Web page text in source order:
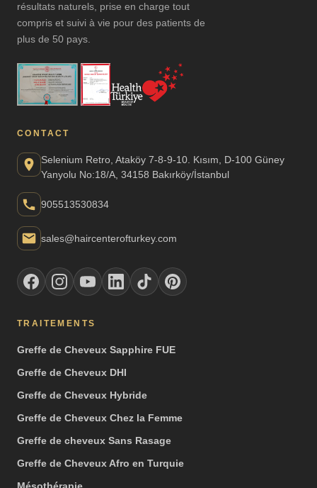
résultats naturels, prise en charge tout
compris et suivi à vie pour des patients de
plus de 50 pays.
CONTACT
Selenium Retro, Ataköy 7-8-9-10. Kısım, D-100 Güney
Yanyolu No:18/A, 34158 Bakırköy/İstanbul
905513530834
sales@haircenterofturkey.com
TRAITEMENTS
Greffe de Cheveux Sapphire FUE
Greffe de Cheveux DHI
Greffe de Cheveux Hybride
Greffe de Cheveux Chez la Femme
Greffe de cheveux Sans Rasage
Greffe de Cheveux Afro en Turquie